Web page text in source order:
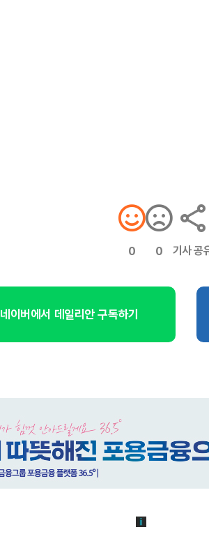
0 0 기사 공
네이버에서 데일리안 구독하기